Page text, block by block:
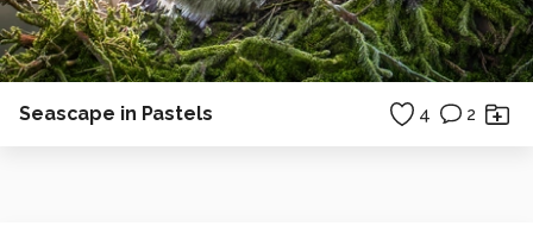
Seascape in Pastels 4 2